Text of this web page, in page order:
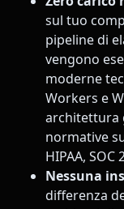
sul tuo
pipeline di
vengono
moderne
Workers e
architettura
normative
HIPAA, SOC
Nessuna
differenza